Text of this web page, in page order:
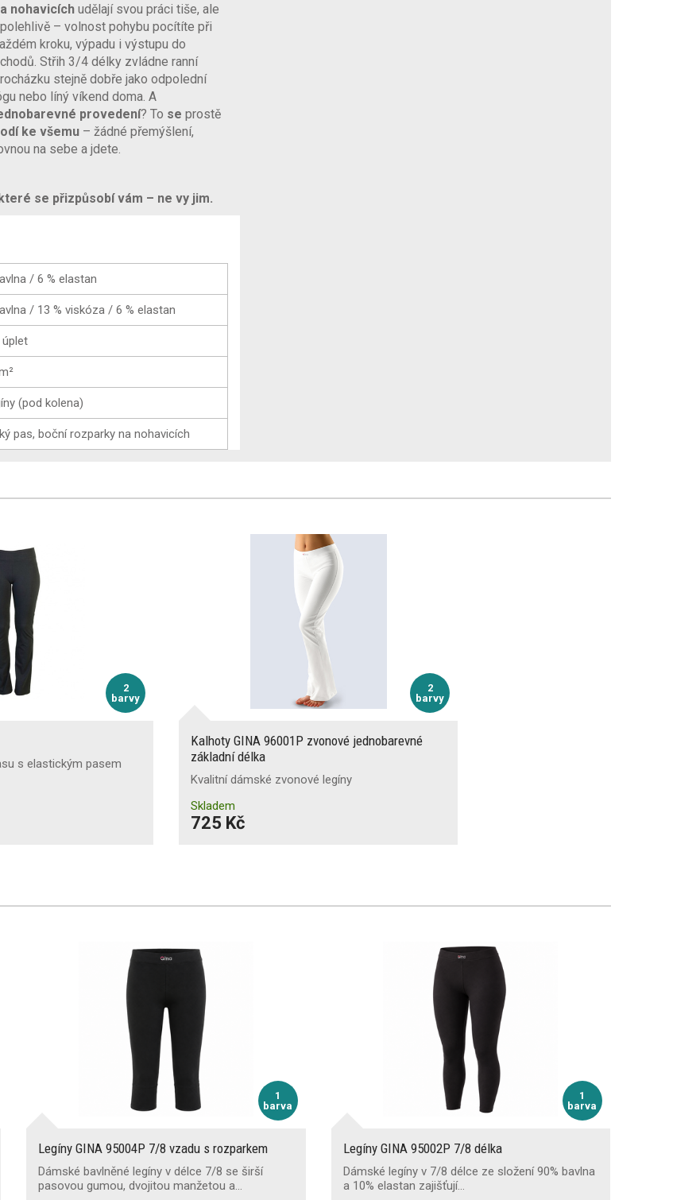
nohavicíchudělají svou práci tiše, ale
– volnost pohybu pocítíte při
kroku, výpadu i výstupu do
Střih 3/4 délky zvládne ranní
stejně dobře jako odpolední
nebo líný víkend doma. A
provedení? To se prostě
ke všemu– žádné přemýšlení,
na sebe a jdete.
se přizpůsobí vám – ne vy jim.
/ 6 % elastan
/ 13 % viskóza / 6 % elastan
úplet
(pod kolena)
pas, boční rozparky na nohavicích
2
barvy
s elastickým pasem
2
barvy
Kalhoty GINA 96001P zvonové jednobarevné
základní délka
Kvalitní dámské zvonové legíny
Skladem
725 Kč
1
barva
Legíny GINA 95004P 7/8 vzadu s rozparkem
Dámské bavlněné legíny v délce 7/8 se širší
pasovou gumou, dvojitou manžetou a…
1
barva
Legíny GINA 95002P 7/8 délka
Dámské legíny v 7/8 délce ze složení 90% bavlna
a 10% elastan zajišťují…